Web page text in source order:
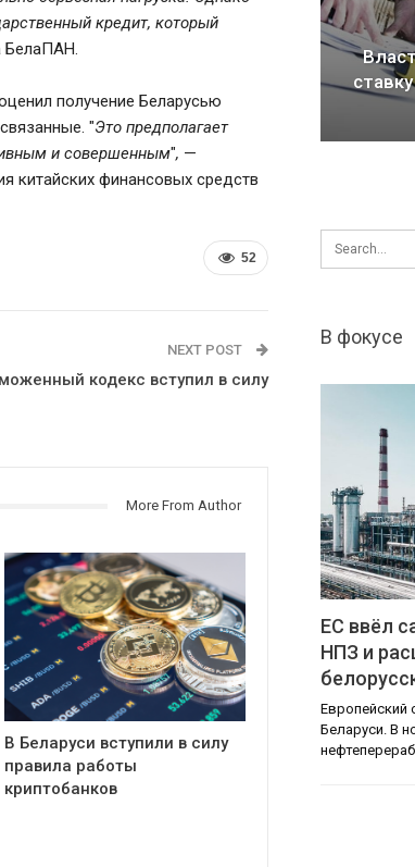
кредит, который
БелаПАН.
получение Беларусью
"Это предполагает
и совершенным", —
китайских финансовых средств
52
NEXT POST
кодекс вступил в силу
More From Author
В Беларуси вступили в силу
правила работы
криптобанков
ввёл санкции против
для белорусской…
В фокусе
ЕС ввёл
НПЗ и
Европейский
Беларуси. В